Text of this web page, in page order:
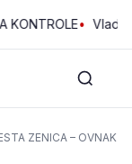
• Vlada
ZENICA – OVNAK